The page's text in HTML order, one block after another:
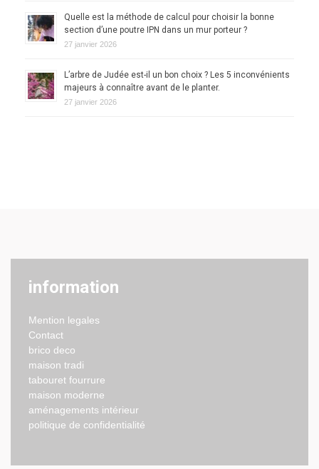
Quelle est la méthode de calcul pour choisir la bonne
section d’une poutre IPN dans un mur porteur ?
27 janvier 2026
L’arbre de Judée est-il un bon choix ? Les 5 inconvénients
majeurs à connaître avant de le planter.
27 janvier 2026
information
Mention legales
Contact
brico deco
maison tradi
tabouret fourrure
maison moderne
aménagements intérieur
politique de confidentialité